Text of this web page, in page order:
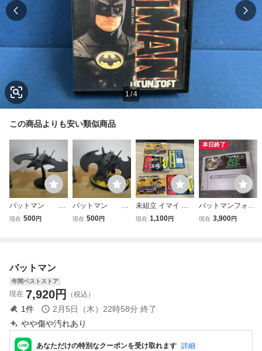
1/4
この商品よりも安い類似商品
バットマン
バットウィング
現在 500円
バットマン
バットウィング
現在 500円
未組立 イマイ バ
ットマンCAR バ
現在 1,100円
本日終了
バットマンフォー
エヴァー スーパー
現在 3,900円
バットマン
年間ベストストア
現在 7,920円 （税込）
1件 2月5日（木）22時58分 終了
やや傷や汚れあり
あなただけの特別なクーポンを受け取れます 詳細